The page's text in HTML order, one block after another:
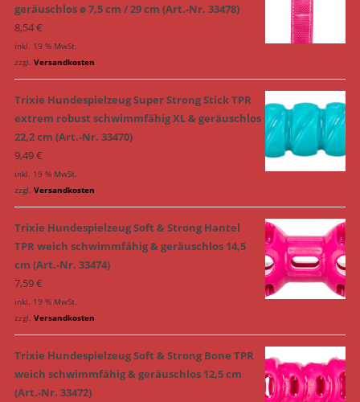
geräuschlos ø 7,5 cm / 29 cm (Art.-Nr. 33478)
8,54€
inkl. 19 % MwSt.
zzgl. Versandkosten
Trixie Hundespielzeug Super Strong Stick TPR
extrem robust schwimmfähig XL & geräuschlos
22,2 cm (Art.-Nr. 33470)
9,49€
inkl. 19 % MwSt.
zzgl. Versandkosten
Trixie Hundespielzeug Soft & Strong Hantel
TPR weich schwimmfähig & geräuschlos 14,5
cm (Art.-Nr. 33474)
7,59€
inkl. 19 % MwSt.
zzgl. Versandkosten
Trixie Hundespielzeug Soft & Strong Bone TPR
weich schwimmfähig & geräuschlos 12,5 cm
(Art.-Nr. 33472)